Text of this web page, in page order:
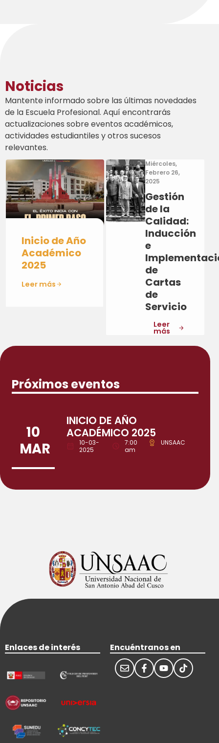
Noticias
Mantente informado sobre las últimas novedades
de la Escuela Profesional. Aquí encontrarás
actualizaciones sobre eventos académicos,
actividades estudiantiles y otros sucesos
relevantes.
Inicio de Año
Académico
2025
Leer más
Miércoles,
Febrero 26,
2025
Gestión
de la
Calidad:
Inducción
e
de
Cartas
de
Servicio
Leer
más
Próximos eventos
10
MAR
INICIO DE AÑO
ACADÉMICO 2025
10-03-
2025
7:00
am
UNSAAC
Enlaces de interés Encuéntranos en